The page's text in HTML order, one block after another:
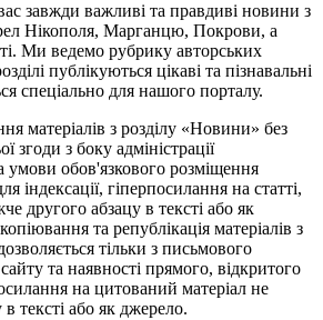
завжди важливі та правдиві новини з
Нікополя, Марганцю, Покрови, а
Ми ведемо рубрику авторських
публікуються цікаві та пізнавальні
спеціально для нашого порталу.
матеріалів з розділу «Новини» без
згоди з боку адміністрації
умови обов'язкового розміщення
індексації, гіперпосилання на статті,
другого абзацу в тексті або як
та републікація матеріалів з
тільки з письмового
сайту та наявності прямого, відкритого
на цитований матеріал не
тексті або як джерело.